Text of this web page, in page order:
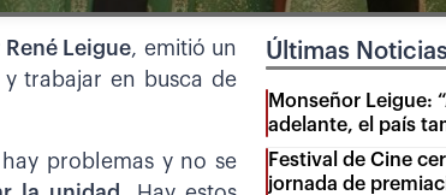
Leigue, emitió un
trabajar en busca de
problemas y no se
Últimas
Monseñor Leigue:
adelante, el país
Festival de Cine
jornada de